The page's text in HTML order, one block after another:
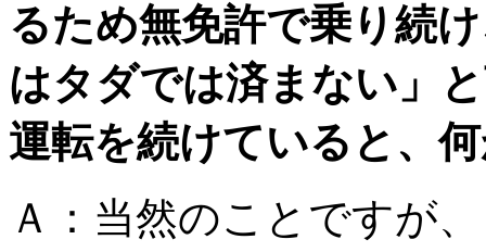
るため無免許で乗り続
はタダでは済まない」
運転を続けていると、
Ａ： 当然のことですが